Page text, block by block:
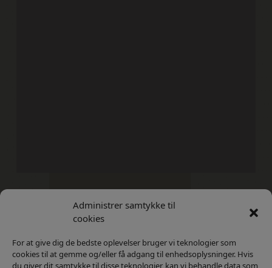
Administrer samtykke til
cookies
For at give dig de bedste oplevelser bruger vi teknologier som
cookies til at gemme og/eller få adgang til enhedsoplysninger. Hvis
du giver dit samtykke til disse teknologier, kan vi behandle data som
Kontakt